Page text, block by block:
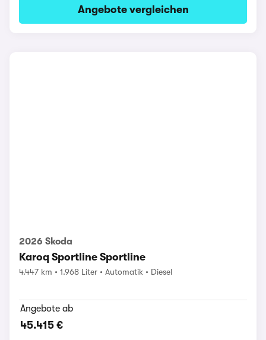
Angebote vergleichen
2026 Skoda
Karoq Sportline Sportline
4.447 km 1.968 Liter Automatik Diesel
Angebote ab
45.415 €